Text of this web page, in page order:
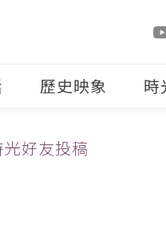
歷史映象 時
光好友投稿